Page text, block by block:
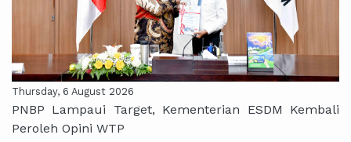
Thursday, 6 August 2026
PNBP Lampaui Target, Kementerian ESDM Kembali
Peroleh Opini WTP